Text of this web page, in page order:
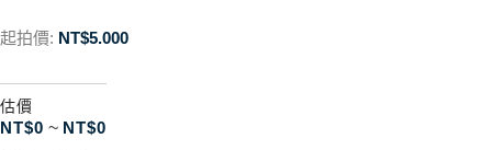
起拍價: NT$5.000
估價
NT$0 ~ NT$0